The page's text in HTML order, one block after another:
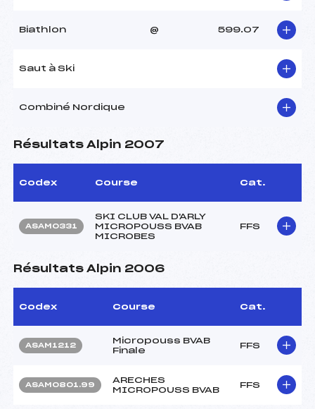
Biathlon @ 599.07
Saut à Ski
Combiné Nordique
Résultats Alpin 2007
Codex Course Cat.
ASAM0331
SKI CLUB VAL D'ARLY
MICROPOUSS BVAB
MICROBES
FFS
Résultats Alpin 2006
Codex Course Cat.
ASAM1212
Micropouss BVAB
Finale
FFS
ASAM0801.99
ARECHES
MICROPOUSS BVAB
FFS